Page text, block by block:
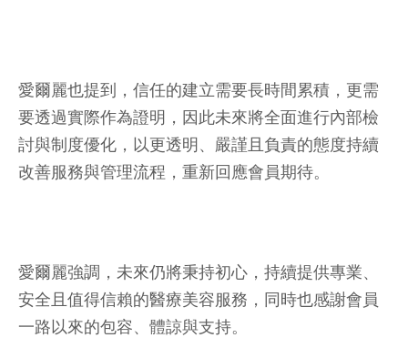
愛爾麗也提到，信任的建立需要長時間累積，更需
要透過實際作為證明，因此未來將全面進行內部檢
討與制度優化，以更透明、嚴謹且負責的態度持續
改善服務與管理流程，重新回應會員期待。
愛爾麗強調，未來仍將秉持初心，持續提供專業、
安全且值得信賴的醫療美容服務，同時也感謝會員
一路以來的包容、體諒與支持。